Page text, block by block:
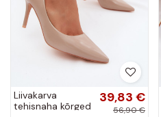
Liivakarva
tehisnaha kõrged
39,83 €
56,90 €